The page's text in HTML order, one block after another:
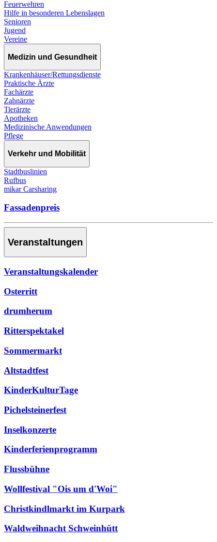
Feuerwehren
Hilfe in besonderen Lebenslagen
Senioren
Jugend
Vereine
Medizin und Gesundheit
Krankenhäuser/Rettungsdienste
Praktische Ärzte
Fachärzte
Zahnärzte
Tierärzte
Apotheken
Medizinische Anwendungen
Pflege
Verkehr und Mobilität
Stadtbuslinien
Rufbus
mikar Carsharing
Fassadenpreis
Veranstaltungen
Veranstaltungskalender
Osterritt
drumherum
Ritterspektakel
Sommermarkt
Altstadtfest
KinderKulturTage
Pichelsteinerfest
Inselkonzerte
Kinderferienprogramm
Flussbühne
Wollfestival "Ois um d'Woi"
Christkindlmarkt im Kurpark
Waldweihnacht Schweinhütt